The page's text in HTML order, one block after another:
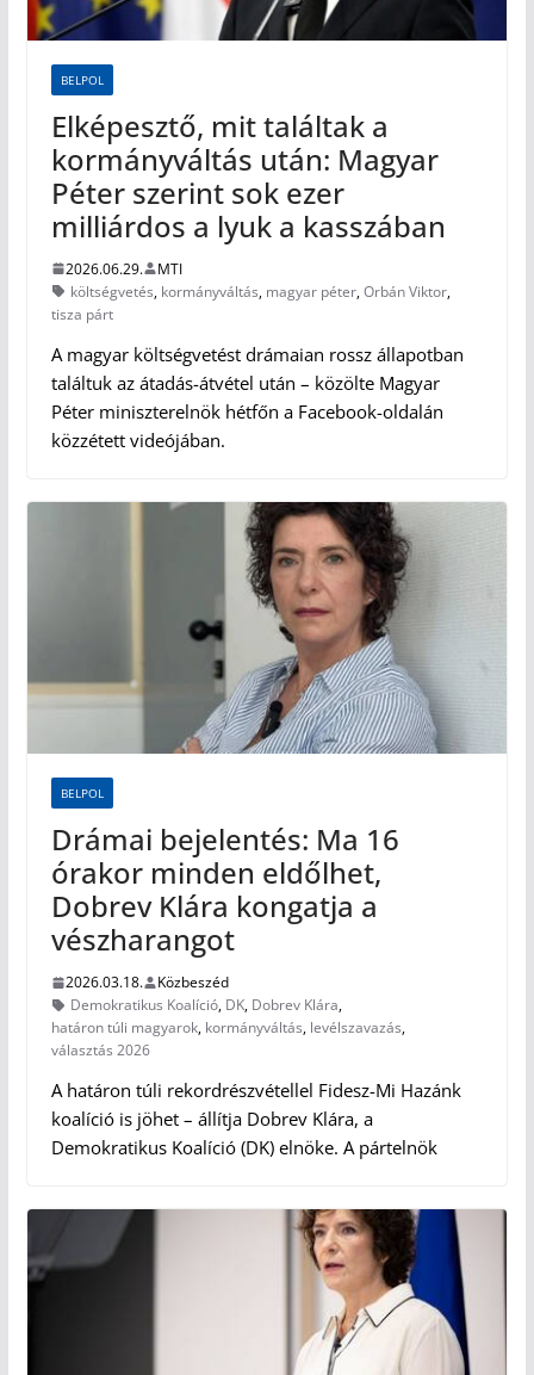
BELPOL
Elképesztő, mit találtak a
kormányváltás után: Magyar
Péter szerint sok ezer
milliárdos a lyuk a kasszában
2026.06.29.
MTI
költségvetés, kormányváltás, magyar péter,Orbán Viktor,
tisza párt
A magyar költségvetést drámaian rossz állapotban
találtuk az átadás-átvétel után – közölte Magyar
Péter miniszterelnök hétfőn a Facebook-oldalán
közzétett videójában.
BELPOL
Drámai bejelentés: Ma 16
órakor minden eldőlhet,
Dobrev Klára kongatja a
vészharangot
2026.03.18.
Közbeszéd
Demokratikus Koalíció, DK, Dobrev Klára,
határon túli magyarok, kormányváltás, levélszavazás,
választás 2026
A határon túli rekordrészvétellel Fidesz-Mi Hazánk
koalíció is jöhet – állítja Dobrev Klára, a
Demokratikus Koalíció (DK) elnöke. A pártelnök